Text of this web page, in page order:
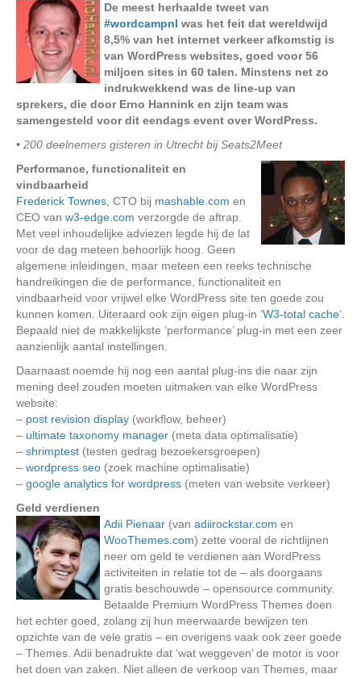
De meest herhaalde tweet van
#wordcampnl was het feit dat wereldwijd
8,5% van het internet verkeer afkomstig is
van WordPress websites, goed voor 56
miljoen sites in 60 talen. Minstens net zo
indrukwekkend was de line-up van
sprekers, die door Erno Hannink en zijn team was
samengesteld voor dit eendags event over WordPress.
• 200 deelnemers gisteren in Utrecht bij Seats2Meet
Performance, functionaliteit en
vindbaarheid
Frederick Townes , CTO bij mashable.com en
CEO van w3-edge.com verzorgde de aftrap.
Met veel inhoudelijke adviezen legde hij de lat
voor de dag meteen behoorlijk hoog. Geen
algemene inleidingen, maar meteen een reeks technische
handreikingen die de performance, functionaliteit en
vindbaarheid voor vrijwel elke WordPress site ten goede zou
kunnen komen. Uiteraard ook zijn eigen plug-in ‘W3-total cache‘.
Bepaald niet de makkelijkste ‘performance’ plug-in met een zeer
aanzienlijk aantal instellingen.
Daarnaast noemde hij nog een aantal plug-ins die naar zijn
mening deel zouden moeten uitmaken van elke WordPress
website:
– post revision display (workflow, beheer)
– ultimate taxonomy manager (meta data optimalisatie)
– shrimptest (testen gedrag bezoekersgroepen)
– wordpress seo (zoek machine optimalisatie)
– google analytics for wordpress (meten van website verkeer)
Geld verdienen
Adii Pienaar (van adiirockstar.com en
WooThemes.com) zette vooral de richtlijnen
neer om geld te verdienen aan WordPress
activiteiten in relatie tot de – als doorgaans
gratis beschouwde – opensource community.
Betaalde Premium WordPress Themes doen
het echter goed, zolang zij hun meerwaarde bewijzen ten
opzichte van de vele gratis – en overigens vaak ook zeer goede
– Themes. Adii benadrukte dat ‘wat weggeven’ de motor is voor
het doen van zaken. Niet alleen de verkoop van Themes, maar